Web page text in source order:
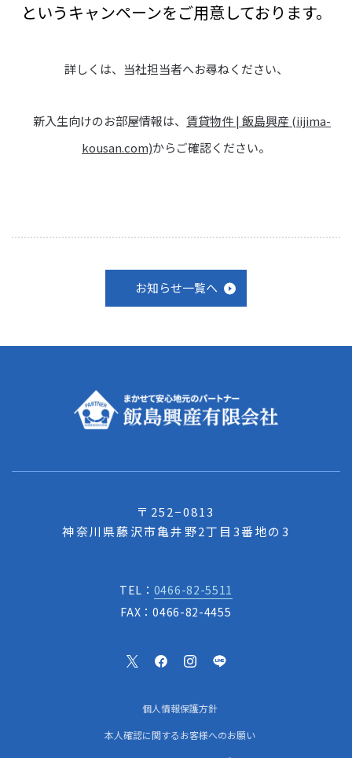
というキャンペーンをご用意しております。
詳しくは、当社担当者へお尋ねください、
新入生向けのお部屋情報は、 賃貸物件 | 飯島興産 (iijima-
kousan.com)からご確認ください。
お知らせ一覧へ
〒252−0813
神奈川県藤沢市亀井野2丁目3番地の3
TEL： 0466-82-5511
FAX：0466-82-4455
個人情報保護方針
本人確認に関するお客様へのお願い